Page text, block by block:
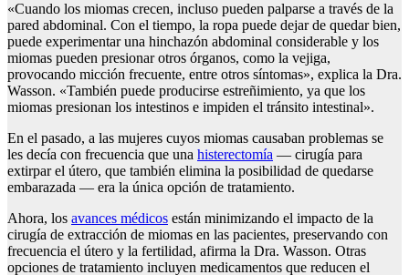
«Cuando los miomas crecen, incluso pueden palparse a través de la
pared abdominal. Con el tiempo, la ropa puede dejar de quedar bien,
puede experimentar una hinchazón abdominal considerable y los
miomas pueden presionar otros órganos, como la vejiga,
provocando micción frecuente, entre otros síntomas», explica la Dra.
Wasson. «También puede producirse estreñimiento, ya que los
miomas presionan los intestinos e impiden el tránsito intestinal».
En el pasado, a las mujeres cuyos miomas causaban problemas se
les decía con frecuencia que una histerectomía — cirugía para
extirpar el útero, que también elimina la posibilidad de quedarse
embarazada — era la única opción de tratamiento.
Ahora, los avances médicos están minimizando el impacto de la
cirugía de extracción de miomas en las pacientes, preservando con
frecuencia el útero y la fertilidad, afirma la Dra. Wasson. Otras
opciones de tratamiento incluyen medicamentos que reducen el